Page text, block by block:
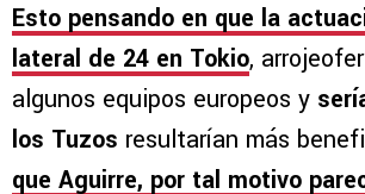
Esto pensando en que la
lateral de 24 en Tokio,
algunos equipos europeos y
los Tuzos resultarían más
que Aguirre, por tal motivo